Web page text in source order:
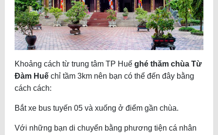
Khoảng cách từ trung tâm TP Huế ghé thăm chùa Từ
Đàm Huế chỉ tầm 3km nên bạn có thể đến đây bằng
cách cách:
Bắt xe bus tuyến 05 và xuống ở điểm gần chùa.
Với những bạn di chuyển bằng phương tiện cá nhân